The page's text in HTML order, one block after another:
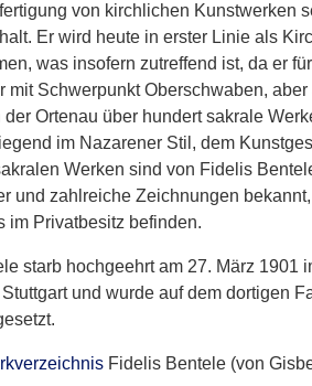
von kirchlichen Kunstwerken
Er wird heute in erster Linie als
was insofern zutreffend ist, da er
mit Schwerpunkt Oberschwaben,
der Ortenau über hundert sakrale
im Nazarener Stil, dem
Werken sind von Fidelis
und zahlreiche Zeichnungen
im Privatbesitz befinden.
starb hochgeehrt am 27. März 1901
und wurde auf dem dortigen
Fidelis Bentele (von